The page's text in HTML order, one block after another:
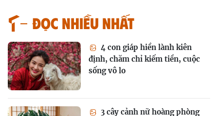
Đọc nhiều nhất
4 con giáp hiền lành kiên
định, chăm chỉ kiếm tiền, cuộc
sống vô lo
3 cây cảnh nữ hoàng phòng